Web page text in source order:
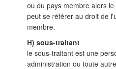
ou du pays membre alors
peut se référer au droit de
membre.
H) sous-traitant
le sous-traitant est une
administration ou toute